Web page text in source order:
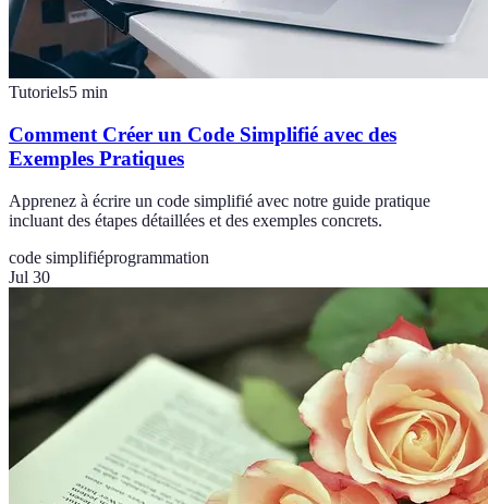
Tutoriels5 min
Comment Créer un Code Simplifié avec des
Exemples Pratiques
Apprenez à écrire un code simplifié avec notre guide pratique
incluant des étapes détaillées et des exemples concrets.
code simplifiéprogrammation
Jul 30